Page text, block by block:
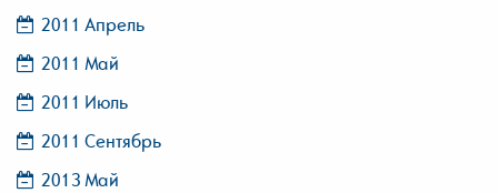
2011 Апрель
2011 Май
2011 Июль
2011 Сентябрь
2013 Май